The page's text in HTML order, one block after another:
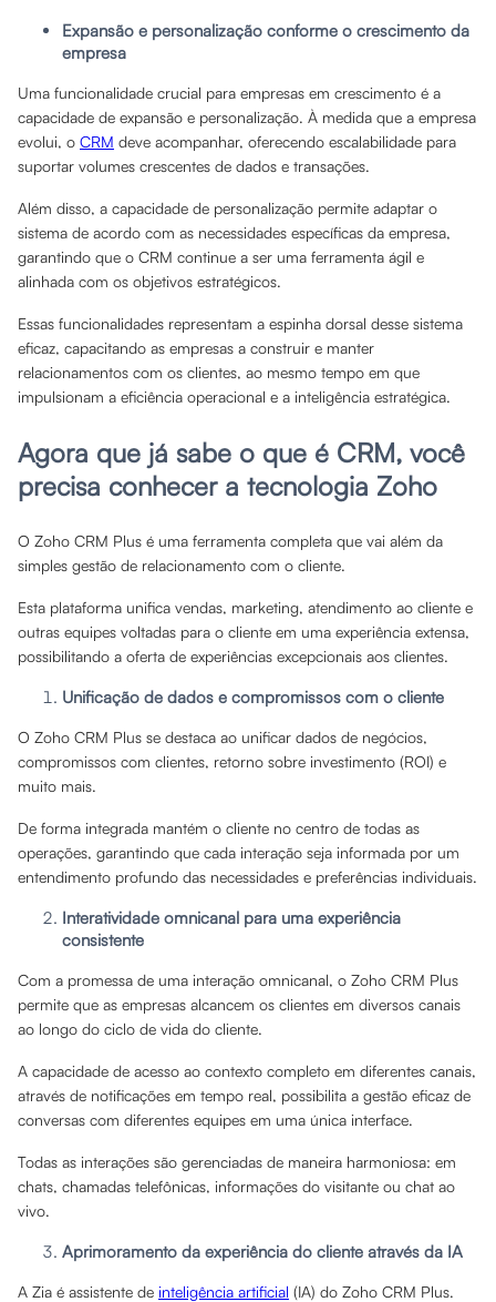
Expansão e personalização conforme o crescimento da
empresa
Uma funcionalidade crucial para empresas em crescimento é a
capacidade de expansão e personalização. À medida que a empresa
evolui, o CRM deve acompanhar, oferecendo escalabilidade para
suportar volumes crescentes de dados e transações.
Além disso, a capacidade de personalização permite adaptar o
sistema de acordo com as necessidades específicas da empresa,
garantindo que o CRM continue a ser uma ferramenta ágil e
alinhada com os objetivos estratégicos.
Essas funcionalidades representam a espinha dorsal desse sistema
eficaz, capacitando as empresas a construir e manter
relacionamentos com os clientes, ao mesmo tempo em que
impulsionam a eficiência operacional e a inteligência estratégica.
Agora que já sabe o que é CRM, você
precisa conhecer a tecnologia Zoho
O Zoho CRM Plus é uma ferramenta completa que vai além da
simples gestão de relacionamento com o cliente.
Esta plataforma unifica vendas, marketing, atendimento ao cliente e
outras equipes voltadas para o cliente em uma experiência extensa,
possibilitando a oferta de experiências excepcionais aos clientes.
Unificação de dados e compromissos com o cliente
O Zoho CRM Plus se destaca ao unificar dados de negócios,
compromissos com clientes, retorno sobre investimento (ROI) e
muito mais.
De forma integrada mantém o cliente no centro de todas as
operações, garantindo que cada interação seja informada por um
entendimento profundo das necessidades e preferências individuais.
Interatividade omnicanal para uma experiência
consistente
Com a promessa de uma interação omnicanal, o Zoho CRM Plus
permite que as empresas alcancem os clientes em diversos canais
ao longo do ciclo de vida do cliente.
A capacidade de acesso ao contexto completo em diferentes canais,
através de notificações em tempo real, possibilita a gestão eficaz de
conversas com diferentes equipes em uma única interface.
Todas as interações são gerenciadas de maneira harmoniosa: em
chats, chamadas telefônicas, informações do visitante ou chat ao
vivo.
Aprimoramento da experiência do cliente através da IA
A Zia é assistente de inteligência artificial (IA) do Zoho CRM Plus.